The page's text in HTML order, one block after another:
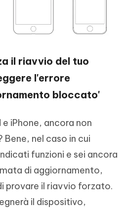
il riavvio del tuo
l'errore
bloccato'
iPhone, ancora non
nel caso in cui
funzioni e sei ancora
di aggiornamento,
provare il riavvio forzato.
il dispositivo,